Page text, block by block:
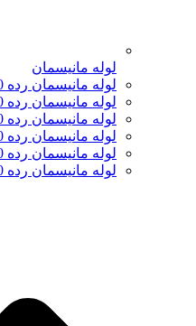
لوله مانیسمان
لوله مانیسمان رده 20
لوله مانیسمان رده 40
لوله مانیسمان رده 60
لوله مانیسمان رده 80
لوله مانیسمان رده 120
لوله مانیسمان رده 160